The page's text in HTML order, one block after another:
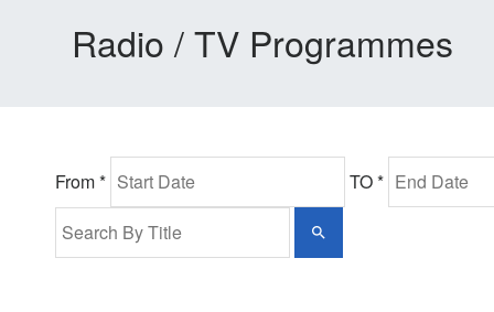
Radio / TV Programmes
From * TO *